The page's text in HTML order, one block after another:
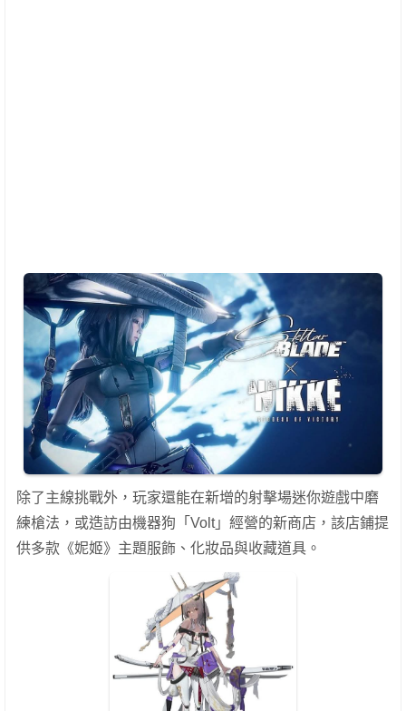
除了主線挑戰外，玩家還能在新增的射擊場迷你遊戲中磨
練槍法，或造訪由機器狗「Volt」經營的新商店，該店鋪提
供多款《妮姬》主題服飾、化妝品與收藏道具。